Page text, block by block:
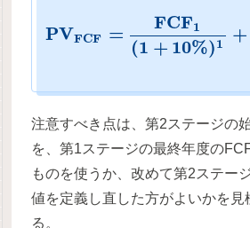
PVFCF =
FCF1
(1 + 10%)1 +
注意すべき点は、第2ステージの
を、第1ステージの最終年度の
ものを使うか、改めて第2ステー
値を定義し直した方がよいかを見
る。